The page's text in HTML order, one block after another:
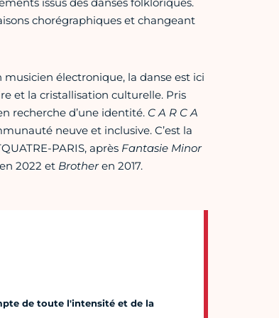
chorégraphiques et changeant
électronique, la danse est ici
et la cristallisation culturelle. Pris
recherche d’une identité. C A R C A
neuve et inclusive. C’est la
PARIS, après Fantasie Minor
2022 et Brotheren 2017.
de toute l'intensité et de la